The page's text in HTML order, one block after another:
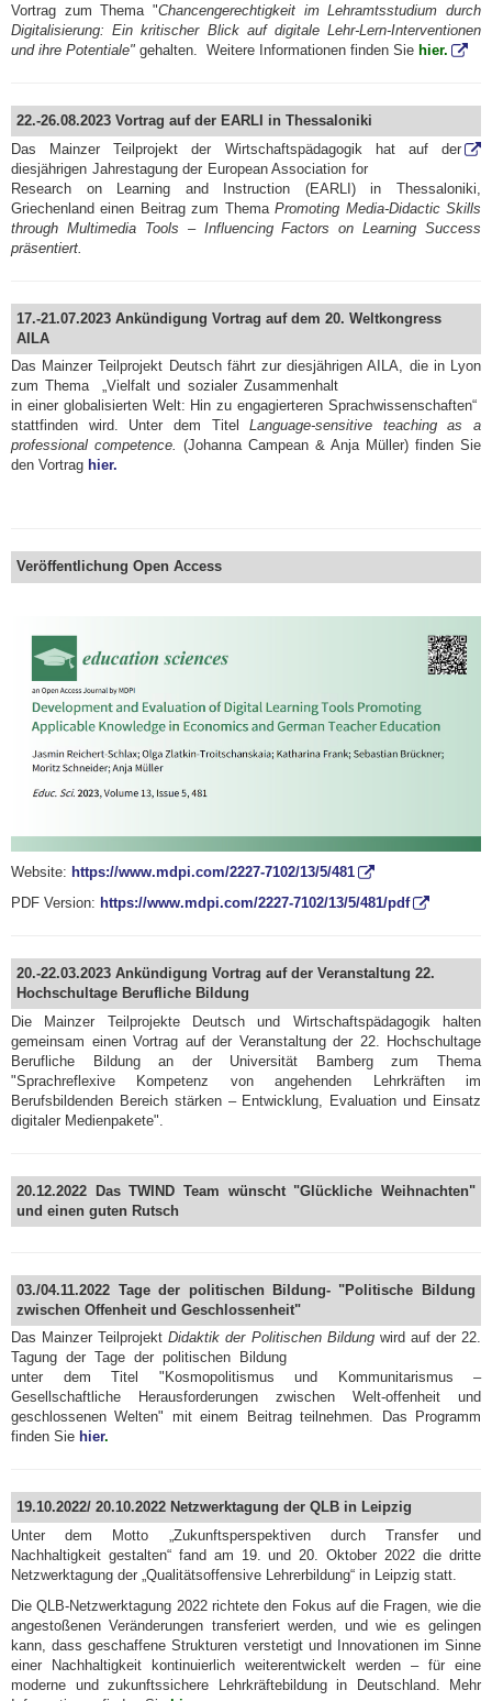
Vortrag zum Thema "Chancengerechtigkeit im Lehramtsstudium durch
Digitalisierung: Ein kritischer Blick auf digitale Lehr-Lern-Interventionen
und ihre Potentiale" gehalten. Weitere Informationen finden Sie hier.
22.-26.08.2023 Vortrag auf der EARLI in Thessaloniki
Das Mainzer Teilprojekt der Wirtschaftspädagogik hat auf der
diesjährigen Jahrestagung der European Association for
Research on Learning and Instruction (EARLI) in Thessaloniki,
Griechenland einen Beitrag zum ThemaPromoting Media-Didactic Skills
through Multimedia Tools – Influencing Factors on Learning Success
präsentiert.
17.-21.07.2023 Ankündigung Vortrag auf dem 20. Weltkongress
AILA
Das Mainzer Teilprojekt Deutsch fährt zur diesjährigen AILA, die in Lyon
zum Thema „Vielfalt und sozialer Zusammenhalt
in einer globalisierten Welt: Hin zu engagierteren Sprachwissenschaften“
stattfinden wird. Unter dem TitelLanguage-sensitive teaching as a
professional competence. (Johanna Campean & Anja Müller) finden Sie
den Vortrag hier.
Veröffentlichung Open Access
Website: https://www.mdpi.com/2227-7102/13/5/481
PDF Version: https://www.mdpi.com/2227-7102/13/5/481/pdf
20.-22.03.2023 Ankündigung Vortrag auf der Veranstaltung 22.
Hochschultage Berufliche Bildung
Die Mainzer Teilprojekte Deutsch und Wirtschaftspädagogik halten
gemeinsam einen Vortrag auf der Veranstaltung der 22. Hochschultage
Berufliche Bildung an der Universität Bamberg zum Thema
"Sprachreflexive Kompetenz von angehenden Lehrkräften im
Berufsbildenden Bereich stärken – Entwicklung, Evaluation und Einsatz
digitaler Medienpakete".
20.12.2022 Das TWIND Team wünscht "Glückliche Weihnachten"
und einen guten Rutsch
03./04.11.2022 Tage der politischen Bildung- "Politische Bildung
zwischen Offenheit und Geschlossenheit"
Das Mainzer TeilprojektDidaktik der Politischen Bildungwird auf der 22.
Tagung der Tage der politischen Bildung
unter dem Titel "Kosmopolitismus und Kommunitarismus –
Gesellschaftliche Herausforderungen zwischen Welt-offenheit und
geschlossenen Welten" mit einem Beitrag teilnehmen. Das Programm
finden Sie hier.
19.10.2022/ 20.10.2022 Netzwerktagung der QLB in Leipzig
Unter dem Motto „Zukunftsperspektiven durch Transfer und
Nachhaltigkeit gestalten“ fand am 19. und 20. Oktober 2022 die dritte
Netzwerktagung der „Qualitätsoffensive Lehrerbildung“ in Leipzig statt.
Die QLB-Netzwerktagung 2022 richtete den Fokus auf die Fragen, wie die
angestoßenen Veränderungen transferiert werden, und wie es gelingen
kann, dass geschaffene Strukturen verstetigt und Innovationen im Sinne
einer Nachhaltigkeit kontinuierlich weiterentwickelt werden – für eine
moderne und zukunftssichere Lehrkräftebildung in Deutschland. Mehr